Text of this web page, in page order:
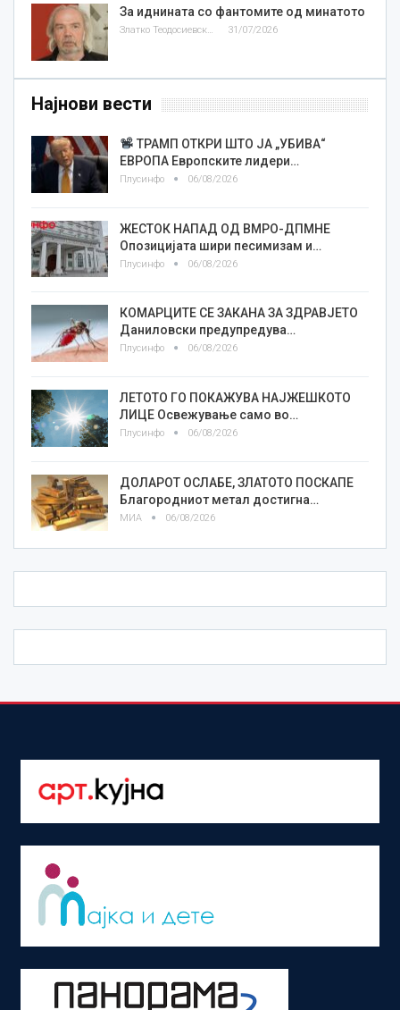
За иднината со фантомите од минатото
Златко Теодосиевски 31/07/2026
Најнови вести
ТРАМП ОТКРИ ШТО ЈА „УБИВА“
ЕВРОПА Европските лидери…
Плусинфо 06/08/2026
ЖЕСТОК НАПАД ОД ВМРО-ДПМНЕ
Опозицијата шири песимизам и…
Плусинфо 06/08/2026
КОМАРЦИТЕ СЕ ЗАКАНА ЗА ЗДРАВЈЕТО
Даниловски предупредува…
Плусинфо 06/08/2026
ЛЕТОТО ГО ПОКАЖУВА НАЈЖЕШКОТО
ЛИЦE Освежување само во…
Плусинфо 06/08/2026
ДОЛАРОТ ОСЛАБЕ, ЗЛАТОТО ПОСКАПЕ
Благородниот метал достигна…
МИА 06/08/2026